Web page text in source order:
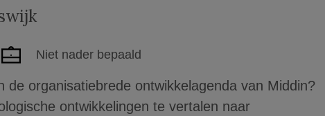
Niet nader bepaald
de organisatiebrede ontwikkelagenda van Middin?
ontwikkelingen te vertalen naar